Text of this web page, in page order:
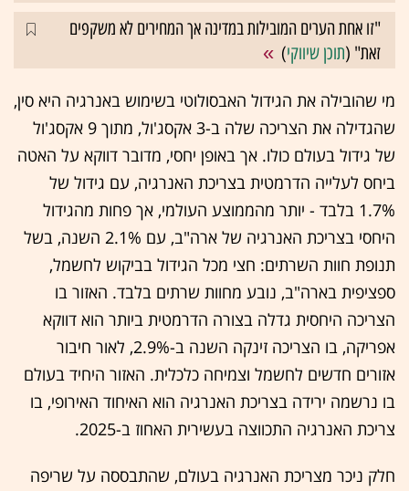
"זו אחת הערים המובילות במדינה אך המחירים לא משקפים
זאת" (תוכן שיווקי)
מי שהובילה את הגידול האבסולוטי בשימוש באנרגיה היא סין,
שהגדילה את הצריכה שלה ב-3 אקסג'ול, מתוך 9 אקסג'ול
של גידול בעולם כולו. אך באופן יחסי, מדובר דווקא על האטה
ביחס לעלייה הדרמטית בצריכת האנרגיה, עם גידול של
1.7% בלבד - יותר מהממוצע העולמי, אך פחות מהגידול
היחסי בצריכת האנרגיה של ארה"ב, עם 2.1% השנה, בשל
תנופת חוות השרתים: חצי מכל הגידול בביקוש לחשמל,
ספציפית בארה"ב, נובע מחוות שרתים בלבד. האזור בו
הצריכה היחסית גדלה בצורה הדרמטית ביותר הוא דווקא
אפריקה, בו הצריכה זינקה השנה ב-2.9%, לאור חיבור
אזורים חדשים לחשמל וצמיחה כלכלית. האזור היחיד בעולם
בו נרשמה ירידה בצריכת האנרגיה הוא האיחוד האירופי, בו
צריכת האנרגיה התכווצה בעשירית האחוז ב-2025.
חלק ניכר מצריכת האנרגיה בעולם, שהתבססה על שריפה